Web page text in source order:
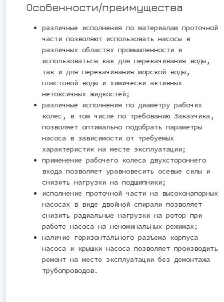
Особенности/преимущества
различные исполнения по материалам проточной
части позволяют использовать насосы в
различных областях промышленности и
использоваться как для перекачивания воды,
так и для перекачивания морской воды,
пластовой воды и химически активных
нетоксичных жидкостей;
различные исполнения по диаметру рабочих
колес, в том числе по требованию Заказчика,
позволяет оптимально подобрать параметры
насоса в зависимости от требуемых
характеристик на месте эксплуатации;
применение рабочего колеса двухстороннего
входа позволяет уравновесить осевые силы и
снизить нагрузки на подшипники;
исполнение проточной части на высоконапорных
насосах в виде двойной спирали позволяет
снизить радиальные нагрузки на ротор при
работе насоса на неноминальных режимах;
наличие горизонтального разъема корпуса
насоса и крышки насоса позволяет производить
ремонт на месте эксплуатации без демонтажа
трубопроводов.